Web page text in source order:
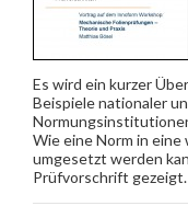
Es wird ein kurzer
Beispiele nationaler
Wie eine Norm in
umgesetzt werden
Prüfvorschrift gezeigt.